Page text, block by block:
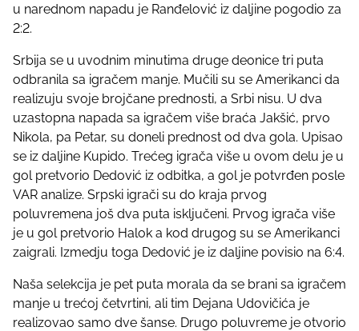
u narednom napadu je Ranđelović iz daljine pogodio za
2:2.
Srbija se u uvodnim minutima druge deonice tri puta
odbranila sa igračem manje. Mučili su se Amerikanci da
realizuju svoje brojčane prednosti, a Srbi nisu. U dva
uzastopna napada sa igračem više braća Jakšić, prvo
Nikola, pa Petar, su doneli prednost od dva gola. Upisao
se iz daljine Kupido. Trećeg igrača više u ovom delu je u
gol pretvorio Dedović iz odbitka, a gol je potvrđen posle
VAR analize. Srpski igrači su do kraja prvog
poluvremena još dva puta isključeni. Prvog igrača više
je u gol pretvorio Halok a kod drugog su se Amerikanci
zaigrali. Izmedju toga Dedović je iz daljine povisio na 6:4.
Naša selekcija je pet puta morala da se brani sa igračem
manje u trećoj četvrtini, ali tim Dejana Udovičića je
realizovao samo dve šanse. Drugo poluvreme je otvorio